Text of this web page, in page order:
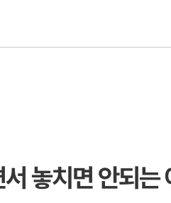
놓치면 안되는